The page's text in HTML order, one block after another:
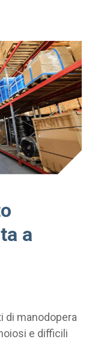
a
di manodopera
e difficili